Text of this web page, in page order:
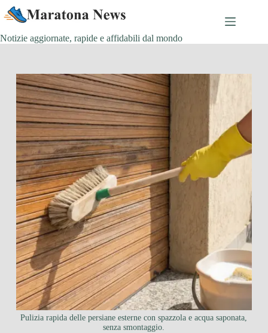
Salta
al
contenuto
Notizie aggiornate, rapide e affidabili dal mondo
Pulizia rapida delle persiane esterne con spazzola e acqua saponata,
senza smontaggio.